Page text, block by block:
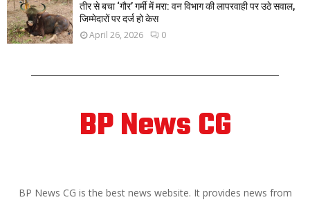
तीर से बचा ‘गौर’ गर्मी में मरा: वन विभाग की लापरवाही पर उठे सवाल,
जिम्मेदारों पर दर्ज हो केस
April 26, 2026 0
BP News CG
BP News CG is the best news website. It provides news from